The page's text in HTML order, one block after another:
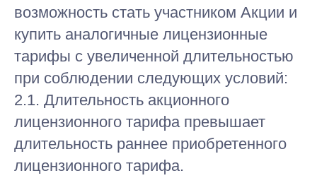
возможность стать участником Акции и
купить аналогичные лицензионные
тарифы с увеличенной длительностью
при соблюдении следующих условий:
2.1. Длительность акционного
лицензионного тарифа превышает
длительность раннее приобретенного
лицензионного тарифа.